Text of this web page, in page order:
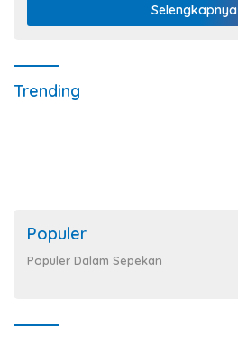
Selengkapnya
Trending
Populer
Populer Dalam Sepekan